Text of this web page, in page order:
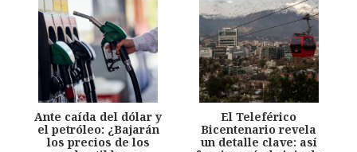
Ante caída del dólar y
el petróleo: ¿Bajarán
los precios de los
El Teleférico
Bicentenario revela
un detalle clave: así